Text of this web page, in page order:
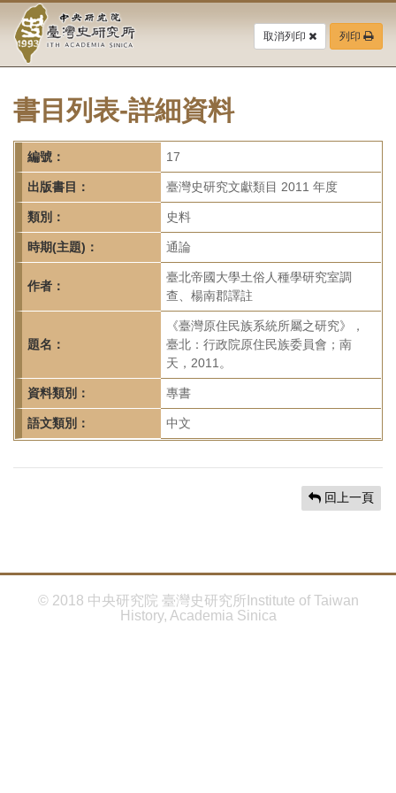
要
中
央
研
究
院-
臺
灣
史
研
究
首
頁
取消列印 列印
書目列表-詳細資料
編號： 17
出版書目： 臺灣史研究文獻類目 2011 年度
類別： 史料
時期(主題)： 通論
作者：
臺北帝國大學土俗人種學研究室調
查、楊南郡譯註
題名：
《臺灣原住民族系統所屬之研究》，
臺北：行政院原住民族委員會；南
天，2011。
資料類別： 專書
語文類別： 中文
回上一頁
© 2018 中央研究院 臺灣史研究所Institute of Taiwan
History, Academia Sinica